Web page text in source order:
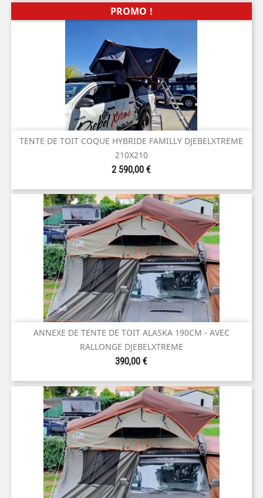
TENTE DE TOIT COQUE HYBRIDE FAMILLY DJEBELXTREME
210X210
Prix
2 590,00 €
PROMO !
ANNEXE DE TENTE DE TOIT ALASKA 190CM - AVEC
RALLONGE DJEBELXTREME
Prix
390,00 €